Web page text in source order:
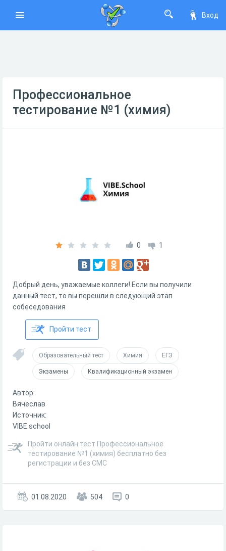
Вход
Профессиональное
тестирование №1 (химия)
0 1
Добрый день, уважаемые коллеги! Если вы получили
данный тест, то вы перешли в следующий этап
собеседования
Пройти тест
Образовательный тест Химия ЕГЭ
Экзамены Квалификационный экзамен
Автор:
Вячеслав
Источник:
VIBE.school
Пройти онлайн тест Профессиональное
тестирование №1 (химия) бесплатно без
регистрации и без СМС
01.08.2020 504 0